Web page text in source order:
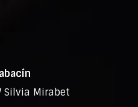
Silvia Mirabet